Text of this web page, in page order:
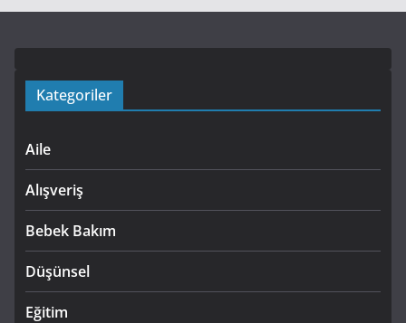
Kategoriler
Aile
Alışveriş
Bebek Bakım
Düşünsel
Eğitim